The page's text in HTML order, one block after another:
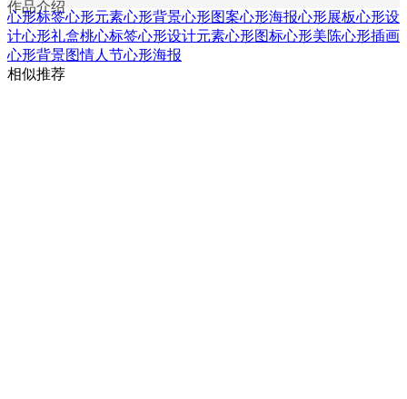
作品介绍
心形标签心形元素心形背景心形图案心形海报心形展板心形设
计心形礼盒桃心标签心形设计元素心形图标心形美陈心形插画
心形背景图情人节心形海报
相似推荐